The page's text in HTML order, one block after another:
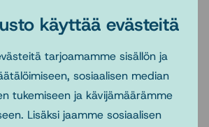
käyttää evästeitä
tarjoamamme sisällön ja
sosiaalisen median
tukemiseen ja kävijämäärämme
Lisäksi jaamme sosiaalisen
teknologia,2009 toim. Pohjola Anneli
etiikka,
2010 toim. Pehkonen Aini &
köyhyyden? 2012 Forssén, Katja &
Ylinen, Satu & Heinonen, Jari (toim.)